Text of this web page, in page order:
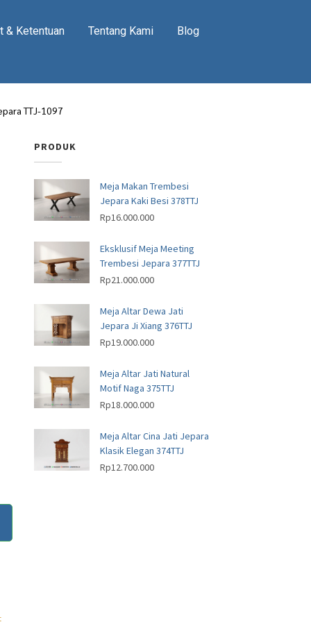
& Ketentuan Tentang Kami Blog
TTJ-1097
PRODUK
Meja Makan Trembesi
Jepara Kaki Besi 378TTJ
Rp16.000.000
Eksklusif Meja Meeting
Trembesi Jepara 377TTJ
Rp21.000.000
Meja Altar Dewa Jati
Jepara Ji Xiang 376TTJ
Rp19.000.000
Meja Altar Jati Natural
Motif Naga 375TTJ
Rp18.000.000
Meja Altar Cina Jati Jepara
Klasik Elegan 374TTJ
Rp12.700.000